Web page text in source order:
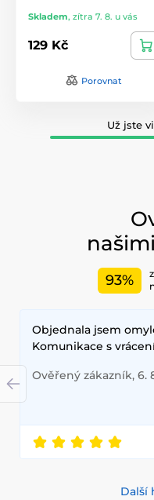
Skladem, zítra 7. 8. u vás
129 Kč
Porovnat
Už jste
93%
Objednala jsem
Komunikace s
Ověřený zákazník, 6.
Další